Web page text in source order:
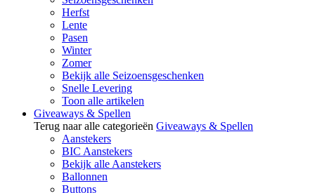
Herfst
Lente
Pasen
Winter
Zomer
Bekijk alle Seizoensgeschenken
Snelle Levering
Toon alle artikelen
Giveaways & Spellen
Terug naar alle categorieën Giveaways & Spellen
Aanstekers
BIC Aanstekers
Bekijk alle Aanstekers
Ballonnen
Buttons